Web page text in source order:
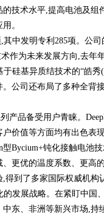
技术水平,提高电池及组
。
中发明专利285项。公
作为未来发展方向,去年
硅基异质结技术的“皓
公司还布局了多种全背
产品备受用户青睐。
价值等方面均有出色表现
Bycium+钝化接触电池
更优的温度系数、更高
到了多家国际权威机构
发展战略。在紧盯中国
东、非洲等新兴市场,持